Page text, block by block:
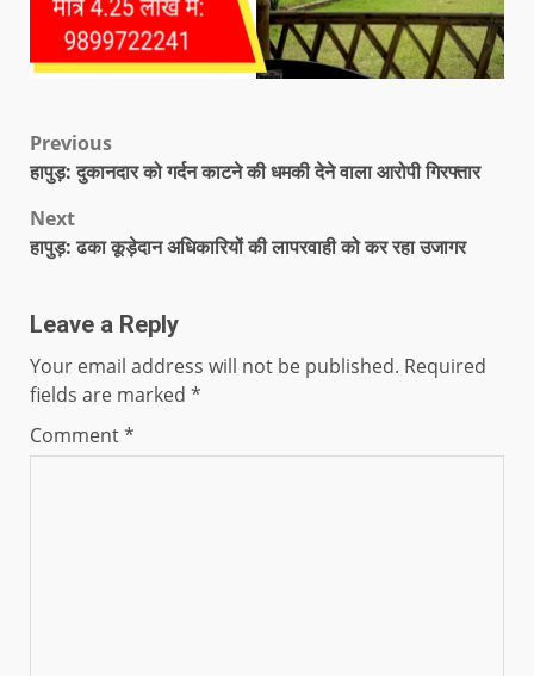
Previous
हापुड़: दुकानदार को गर्दन काटने की धमकी देने वाला आरोपी गिरफ्तार
Next
हापुड़: ढका कूड़ेदान अधिकारियों की लापरवाही को कर रहा उजागर
Leave a Reply
Your email address will not be published. Required
fields are marked *
Comment*